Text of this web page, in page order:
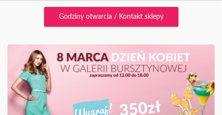
STYLIZACJE I METAMORFOZY
ZAKUPY ZE STYLISTKĄZAKUPY
GALERIA
PROMOCJE
KONKURSY
Godziny otwarcia / Kontakt sklepy